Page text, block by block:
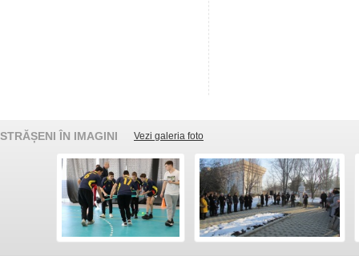
STRĂȘENI ÎN IMAGINI Vezi galeria foto